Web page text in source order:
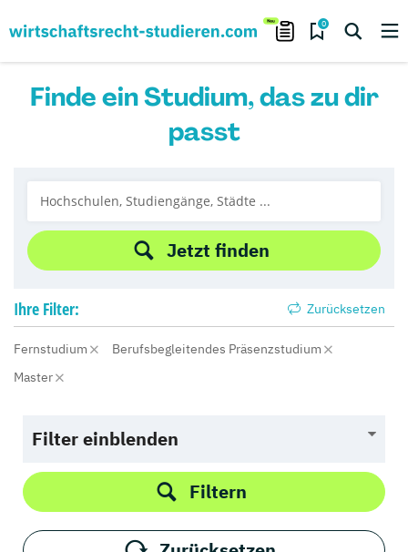
0
Finde ein Studium, das zu dir
passt
Jetzt finden
Ihre Filter: Zurücksetzen
Fernstudium
Berufsbegleitendes Präsenzstudium
Master
Filter einblenden
Filtern